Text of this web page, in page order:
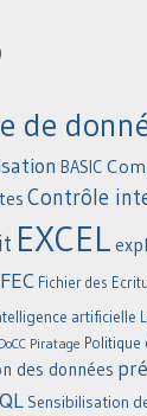
de
BASIC
Contrôle
EXCEL
FEC Fichier des
artificielle
Piratage Politique
des données
Sensibilisation